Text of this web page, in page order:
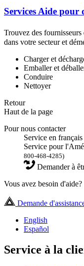
Services Aide pour
Trouvez des
dans votre secteur et
Charger et
Emballer et
Conduire
Nettoyer
Retour
Haut de la page
Pour nous contacter
Service en
Service pour
800-468-4285)
Demander à
Vous avez besoin d'aide?
Demande
English
Español
Service à la